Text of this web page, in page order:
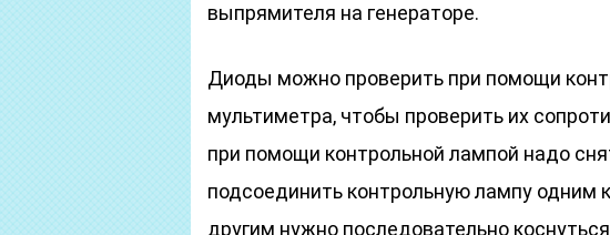
выпрямителя на генераторе.
Диоды можно проверить при помощи
мультиметра, чтобы проверить их
при помощи контрольной лампой надо
подсоединить контрольную лампу одним
другим нужно последовательно